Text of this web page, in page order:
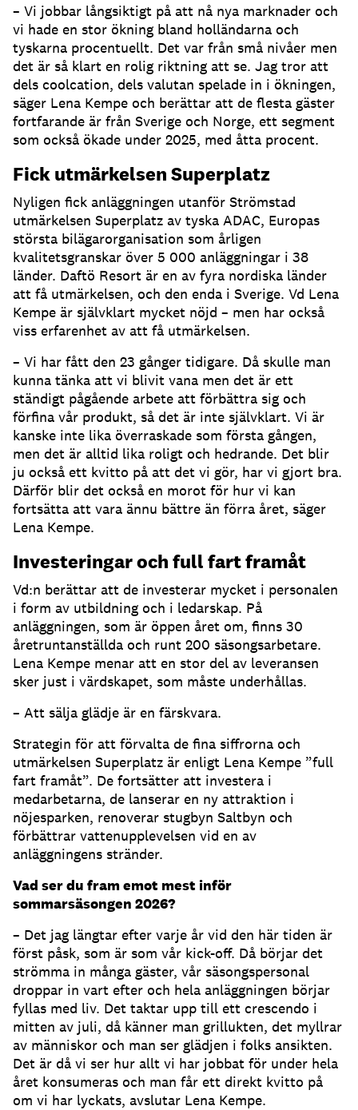
– Vi jobbar långsiktigt på att nå nya marknader och
vi hade en stor ökning bland holländarna och
tyskarna procentuellt. Det var från små nivåer men
det är så klart en rolig riktning att se. Jag tror att
dels coolcation, dels valutan spelade in i ökningen,
säger Lena Kempe och berättar att de flesta gäster
fortfarande är från Sverige och Norge, ett segment
som också ökade under 2025, med åtta procent.
Fick utmärkelsen Superplatz
Nyligen fick anläggningen utanför Strömstad
utmärkelsen Superplatz av tyska ADAC, Europas
största bilägarorganisation som årligen
kvalitetsgranskar över 5 000 anläggningar i 38
länder. Daftö Resort är en av fyra nordiska länder
att få utmärkelsen, och den enda i Sverige. Vd Lena
Kempe är självklart mycket nöjd – men har också
viss erfarenhet av att få utmärkelsen.
– Vi har fått den 23 gånger tidigare. Då skulle man
kunna tänka att vi blivit vana men det är ett
ständigt pågående arbete att förbättra sig och
förfina vår produkt, så det är inte självklart. Vi är
kanske inte lika överraskade som första gången,
men det är alltid lika roligt och hedrande. Det blir
ju också ett kvitto på att det vi gör, har vi gjort bra.
Därför blir det också en morot för hur vi kan
fortsätta att vara ännu bättre än förra året, säger
Lena Kempe.
Investeringar och full fart framåt
Vd:n berättar att de investerar mycket i personalen
i form av utbildning och i ledarskap. På
anläggningen, som är öppen året om, finns 30
åretruntanställda och runt 200 säsongsarbetare.
Lena Kempe menar att en stor del av leveransen
sker just i värdskapet, som måste underhållas.
– Att sälja glädje är en färskvara.
Strategin för att förvalta de fina siffrorna och
utmärkelsen Superplatz är enligt Lena Kempe ”full
fart framåt”. De fortsätter att investera i
medarbetarna, de lanserar en ny attraktion i
nöjesparken, renoverar stugbyn Saltbyn och
förbättrar vattenupplevelsen vid en av
anläggningens stränder.
Vad ser du fram emot mest inför
sommarsäsongen 2026?
– Det jag längtar efter varje år vid den här tiden är
först påsk, som är som vår kick-off. Då börjar det
strömma in många gäster, vår säsongspersonal
droppar in vart efter och hela anläggningen börjar
fyllas med liv. Det taktar upp till ett crescendo i
mitten av juli, då känner man grillukten, det myllrar
av människor och man ser glädjen i folks ansikten.
Det är då vi ser hur allt vi har jobbat för under hela
året konsumeras och man får ett direkt kvitto på
om vi har lyckats, avslutar Lena Kempe.